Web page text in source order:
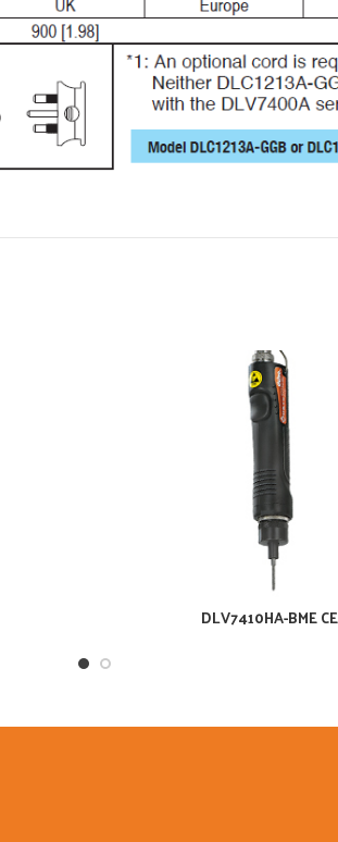
DLV7410HA-BME CE